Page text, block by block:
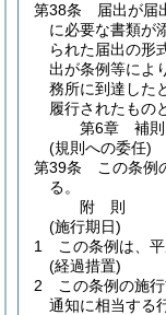
第38条
届出が届
に必要な書類が
られた届出の形
出が条例等によ
務所に到達した
履行されたもの
第6章
補則
(規則への委任)
第39条
この条例
る。
附 則
(施行期日)
1
この条例は、
(経過措置)
2
この条例の施
通知に相当する